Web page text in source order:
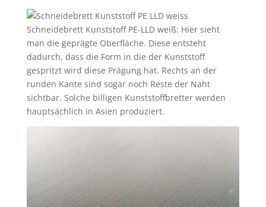
Schneidebrett Kunststoff PE-LLD weiß: Hier sieht
man die geprägte Oberfläche. Diese entsteht
dadurch, dass die Form in die der Kunststoff
gespritzt wird diese Prägung hat. Rechts an der
runden Kante sind sogar noch Reste der Naht
sichtbar. Solche billigen Kunststoffbretter werden
hauptsächlich in Asien produziert.